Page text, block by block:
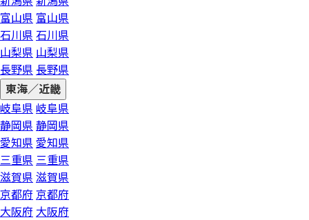
富山県 富山県
石川県 石川県
山梨県 山梨県
長野県 長野県
東海／近畿
岐阜県 岐阜県
静岡県 静岡県
愛知県 愛知県
三重県 三重県
滋賀県 滋賀県
京都府 京都府
大阪府 大阪府